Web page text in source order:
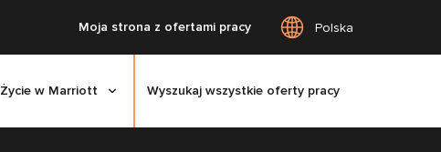
Moja strona z ofertami pracy Polska
Życie w Marriott Wyszukaj wszystkie oferty pracy